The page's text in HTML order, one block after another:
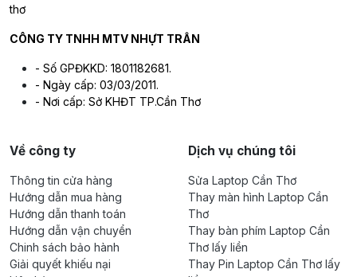
thơ
CÔNG TY TNHH MTV NHỰT TRÂN
- Số GPĐKKD: 1801182681.
- Ngày cấp: 03/03/2011.
- Nơi cấp: Sở KHĐT TP.Cần Thơ
Về công ty
Thông tin cửa hàng
Hướng dẫn mua hàng
Hướng dẫn thanh toán
Hướng dẫn vận chuyển
Chinh sách bảo hành
Giải quyết khiếu nại
Dịch vụ chúng tôi
Sửa Laptop Cần Thơ
Thay màn hình Laptop Cần
Thơ
Thay bàn phím Laptop Cần
Thơ lấy liền
Thay Pin Laptop Cần Thơ lấy